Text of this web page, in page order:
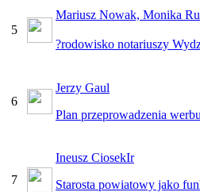
5
Mariusz Nowak, Monika
?rodowisko notariuszy
6
Jerzy Gaul
Plan przeprowadzenia
7
Ineusz CiosekIr
Starosta powiatowy jako